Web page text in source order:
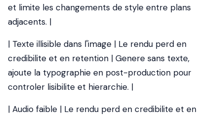
et limite les changements de style entre plans
adjacents. |
| Texte illisible dans l'image | Le rendu perd en
credibilite et en retention | Genere sans texte,
ajoute la typographie en post-production pour
controler lisibilite et hierarchie. |
| Audio faible | Le rendu perd en credibilite et en